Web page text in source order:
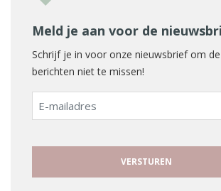
Meld je aan voor de
Schrijf je in voor onze nieuwsbrief om
berichten niet te missen!
E-
mailadres